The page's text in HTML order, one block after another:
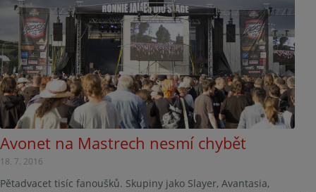
Avonet na Mastrech nesmí chybět
18. 7. 2016
Pětadvacet tisíc fanoušků. Skupiny jako Slayer, Avantasia,